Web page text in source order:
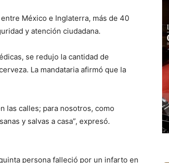
México e Inglaterra, más de 40
y atención ciudadana.
se redujo la cantidad de
La mandataria afirmó que la
las calles; para nosotros, como
y salvas a casa”, expresó.
persona falleció por un infarto en